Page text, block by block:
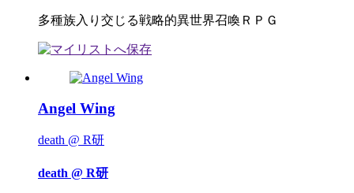
多種族入り交じる戦略的異世界召喚ＲＰＧ
Angel Wing
death @ R研
death @ R研